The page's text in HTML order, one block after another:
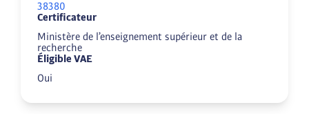
38380
Certificateur
Ministère de l’enseignement supérieur et de la
recherche
Éligible VAE
Oui